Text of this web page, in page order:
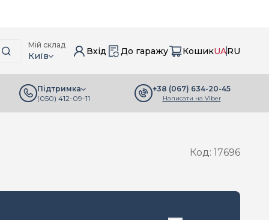
Мій склад
Київ Вхід До гаражу КошикUARU
Підтримка
(050) 412-09-11
+38 (067) 634-20-45
Написати на Viber
Код: 17696